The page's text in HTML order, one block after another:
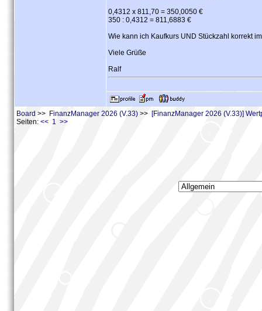
0,4312 x 811,70 = 350,0050 €
350 : 0,4312 = 811,6883 €
Wie kann ich Kaufkurs UND Stückzahl korrekt
Viele Grüße
Ralf
Board >> FinanzManager 2026 (V.33) >> [FinanzManager 2026 (V.33)]
Seiten: << 1 >>